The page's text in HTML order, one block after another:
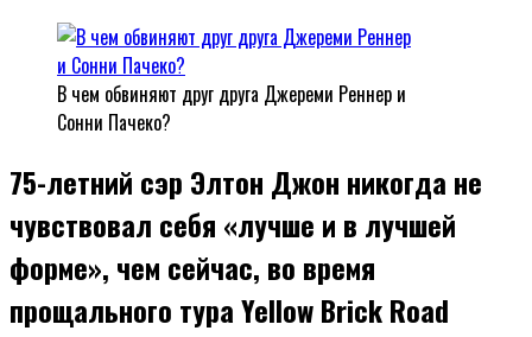
В чем обвиняют друг друга Джереми Реннер и
Сонни Пачеко?
75-летний сэр Элтон Джон никогда не
чувствовал себя «лучше и в лучшей
форме», чем сейчас, во время
прощального тура Yellow Brick Road